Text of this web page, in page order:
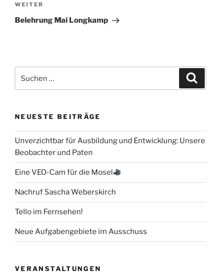
Nächster
Beitrag
WEITER
Belehrung Mai Longkamp
nach:
NEUESTE BEITRÄGE
Unverzichtbar für Ausbildung und Entwicklung: Unsere
Beobachter und Paten
Eine VEO-Cam für die Mosel
Nachruf Sascha Weberskirch
Tello im Fernsehen!
Neue Aufgabengebiete im Ausschuss
VERANSTALTUNGEN